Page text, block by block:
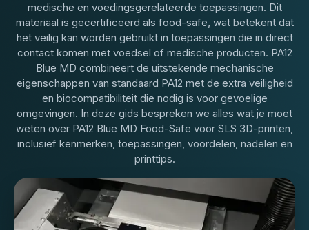
medische en voedingsgerelateerde toepassingen. Dit
materiaal is gecertificeerd als food-safe, wat betekent dat
het veilig kan worden gebruikt in toepassingen die in direct
contact komen met voedsel of medische producten. PA12
Blue MD combineert de uitstekende mechanische
eigenschappen van standaard PA12 met de extra veiligheid
en biocompatibiliteit die nodig is voor gevoelige
omgevingen. In deze gids bespreken we alles wat je moet
weten over PA12 Blue MD Food-Safe voor SLS 3D-printen,
inclusief kenmerken, toepassingen, voordelen, nadelen en
printtips.